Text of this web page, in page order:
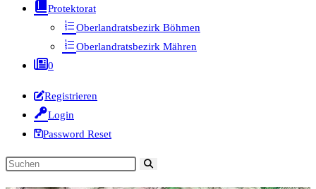
Protektorat
Oberlandratsbezirk Böhmen
Oberlandratsbezirk Mähren
0
Registrieren
Login
Password Reset
Diese